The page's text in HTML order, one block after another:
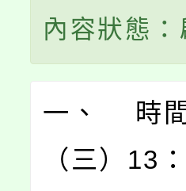
內容狀態：
一、 時間
（三）13